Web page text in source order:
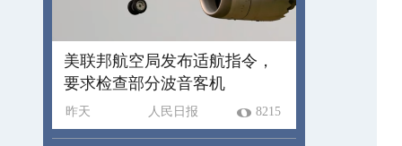
美联邦航空局发布适航指令，
要求检查部分波音客机
昨天 人民日报 8215